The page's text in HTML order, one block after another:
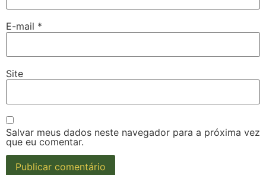
E-mail *
Site
Salvar meus dados neste navegador para a próxima vez
que eu comentar.